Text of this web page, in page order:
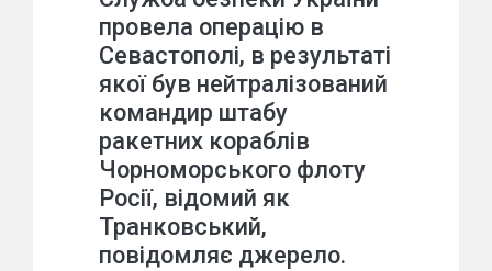
провела операцію в
Севастополі, в результаті
якої був нейтралізований
командир штабу
ракетних кораблів
Чорноморського флоту
Росії, відомий як
Транковський,
повідомляє джерело.